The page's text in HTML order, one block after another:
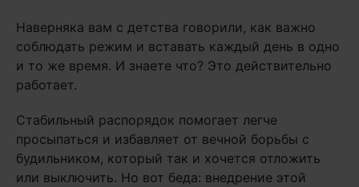
Наверняка вам с детства говорили, как важно
соблюдать режим и вставать каждый день в одно
и то же время. И знаете что? Это действительно
работает.
Стабильный распорядок помогает легче
просыпаться и избавляет от вечной борьбы с
будильником, который так и хочется отложить
или выключить. Но вот беда: внедрение этой